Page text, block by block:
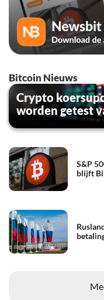
Bitcoin Nieuws
Crypto
worden getest
S&P
blijft